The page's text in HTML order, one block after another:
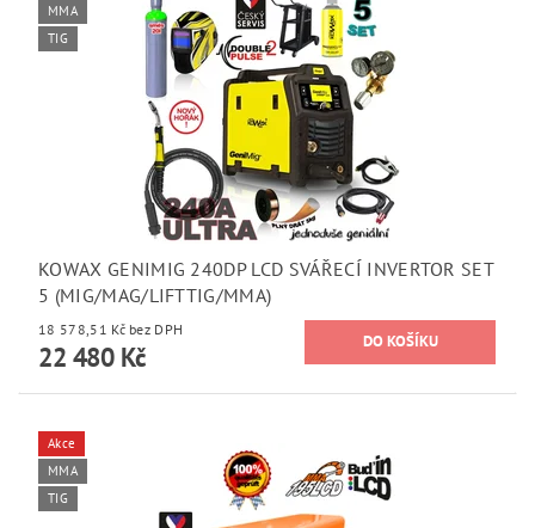
MMA
TIG
KOWAX GENIMIG 240DP LCD SVÁŘECÍ INVERTOR SET
5 (MIG/MAG/LIFTTIG/MMA)
18 578,51 Kč bez DPH
22 480 Kč
Akce
MMA
TIG